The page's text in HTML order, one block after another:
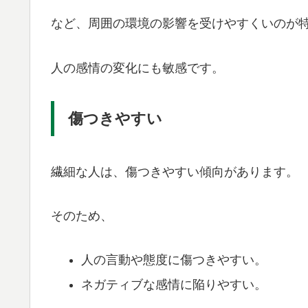
など、周囲の環境の影響を受けやすくいのが
人の感情の変化にも敏感です。
傷つきやすい
繊細な人は、傷つきやすい傾向があります。
そのため、
人の言動や態度に傷つきやすい。
ネガティブな感情に陥りやすい。